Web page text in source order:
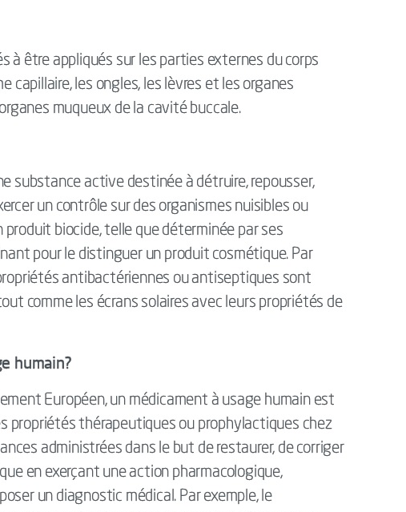
à être appliqués sur les parties externes du corps
capillaire, les ongles, les lèvres et les organes
muqueux de la cavité buccale.
substance active destinée à détruire, repousser,
un contrôle sur des organismes nuisibles ou
biocide, telle que déterminée par ses
pour le distinguer un produit cosmétique. Par
antibactériennes ou antiseptiques sont
comme les écrans solaires avec leurs propriétés de
humain?
Européen, un médicament à usage humain est
propriétés thérapeutiques ou prophylactiques chez
administrées dans le but de restaurer, de corriger
en exerçant une action pharmacologique,
un diagnostic médical. Par exemple, le